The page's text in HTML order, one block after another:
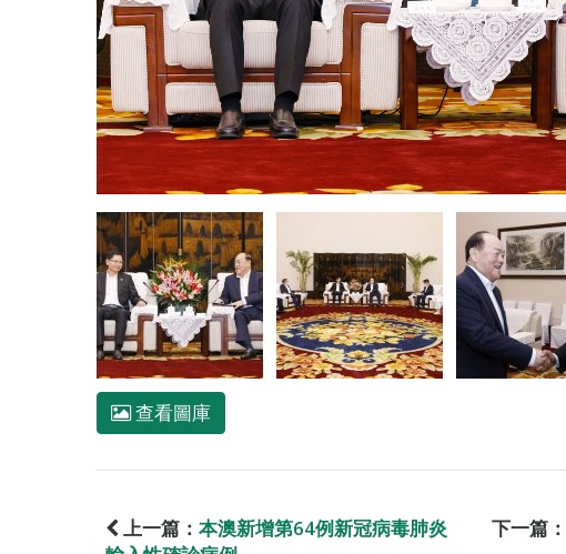
查看圖庫
上一篇： 本澳新增第64例新冠病毒肺炎
下一篇：